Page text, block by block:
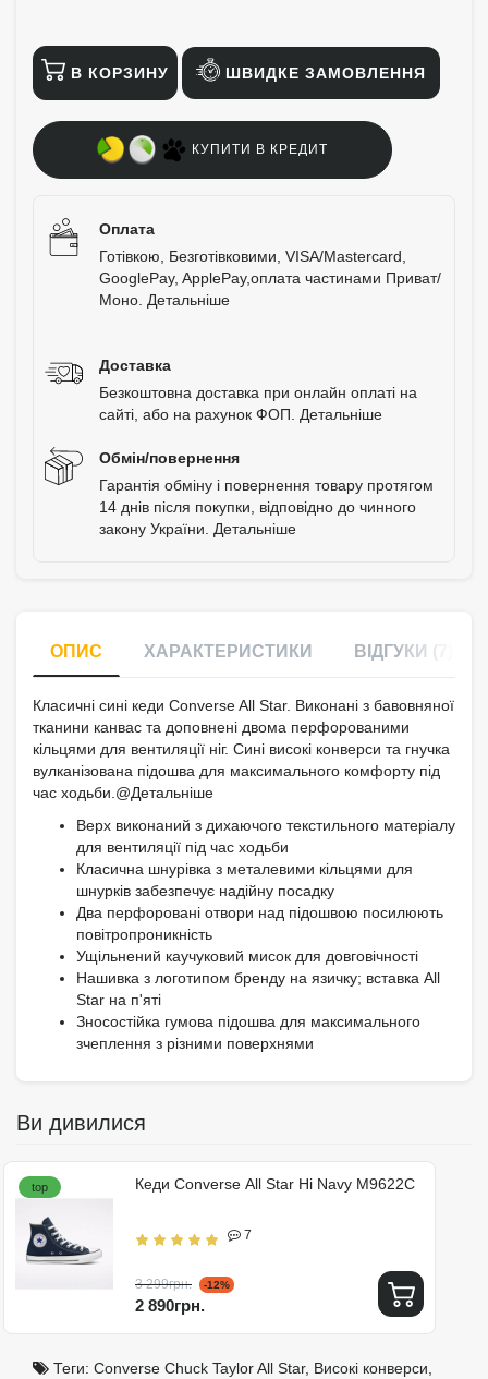
В КОРЗИНУ ШВИДКЕ ЗАМОВЛЕННЯ
КУПИТИ В КРЕДИТ
Оплата
Готівкою, Безготівковими, VISA/Mastercard,
GooglePay, ApplePay,оплата частинами Приват/
Моно. Детальніше
Доставка
Безкоштовна доставка при онлайн оплаті на
сайті, або на рахунок ФОП. Детальніше
Обмін/повернення
Гарантія обміну і повернення товару протягом
14 днів після покупки, відповідно до чинного
закону України. Детальніше
ОПИС ХАРАКТЕРИСТИКИ ВІДГУКИ (7)
Класичні сині кеди Converse All Star. Виконані з бавовняної
тканини канвас та доповнені двома перфорованими
кільцями для вентиляції ніг. Сині високі конверси та гнучка
вулканізована підошва для максимального комфорту під
час ходьби.@Детальніше
Верх виконаний з дихаючого текстильного матеріалу
для вентиляції під час ходьби
Класична шнурівка з металевими кільцями для
шнурків забезпечує надійну посадку
Два перфоровані отвори над підошвою посилюють
повітропроникність
Ущільнений каучуковий мисок для довговічності
Нашивка з логотипом бренду на язичку; вставка All
Star на п'яті
Зносостійка гумова підошва для максимального
зчеплення з різними поверхнями
Ви дивилися
top Кеди Converse All Star Hi Navy M9622C
7
3 299грн. -12%
2 890грн.
Теги: Converse Chuck Taylor All Star, Високі конверси,